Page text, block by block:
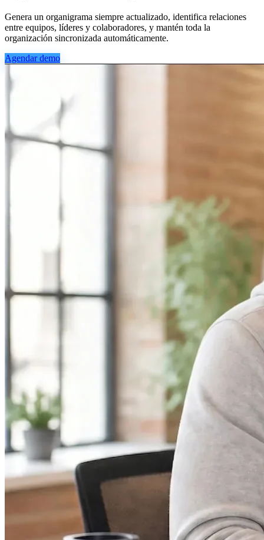
Genera un organigrama siempre actualizado, identifica relaciones
entre equipos, líderes y colaboradores, y mantén toda la
organización sincronizada automáticamente.
Agendar demo